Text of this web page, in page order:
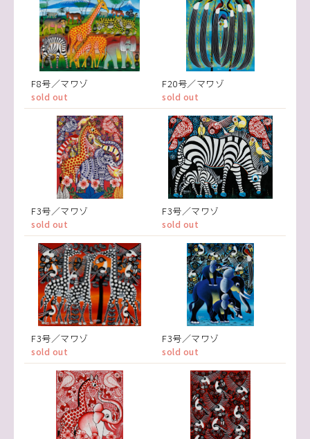
F8号／マワゾ
sold out
F20号／マワゾ
sold out
F3号／マワゾ
sold out
F3号／マワゾ
sold out
F3号／マワゾ
sold out
F3号／マワゾ
sold out